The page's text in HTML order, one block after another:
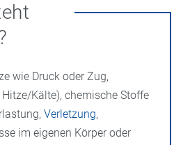
wie Druck oder Zug,
Kälte), chemische Stoffe
Verletzung,
im eigenen Körper oder